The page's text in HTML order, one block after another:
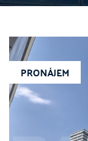
PRONÁJEM